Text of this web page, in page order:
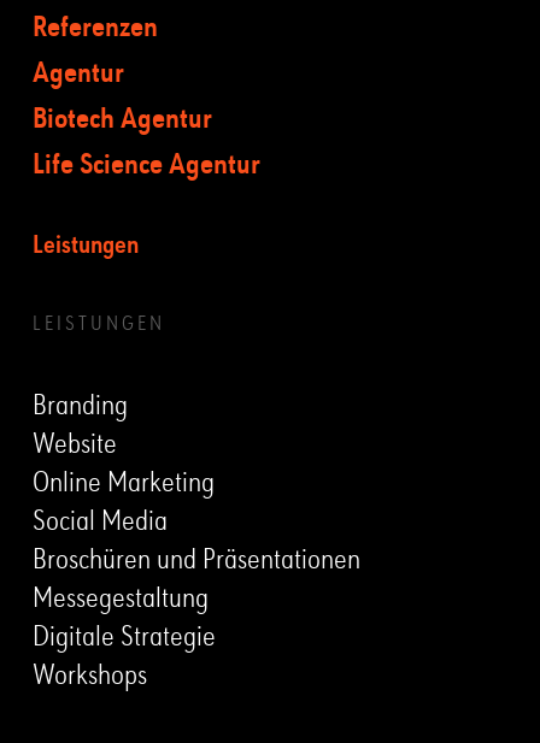
Referenzen
Agentur
Biotech Agentur
Life Science Agentur
Leistungen
LEISTUNGEN
Branding
Website
Online Marketing
Social Media
Broschüren und Präsentationen
Messegestaltung
Digitale Strategie
Workshops